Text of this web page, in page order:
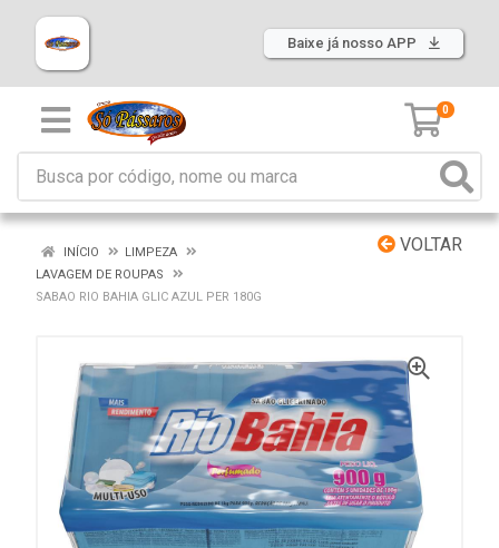
Baixe já nosso APP
0
VOLTAR
INÍCIO
LIMPEZA
LAVAGEM DE ROUPAS
SABAO RIO BAHIA GLIC AZUL PER 180G